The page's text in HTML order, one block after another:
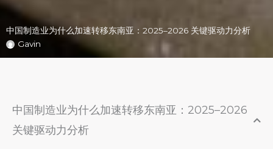
中国制造业为什么加速转移东南亚：2025–2026 关键驱动力分析
Gavin
中国制造业为什么加速转移东南亚：2025–2026
关键驱动力分析